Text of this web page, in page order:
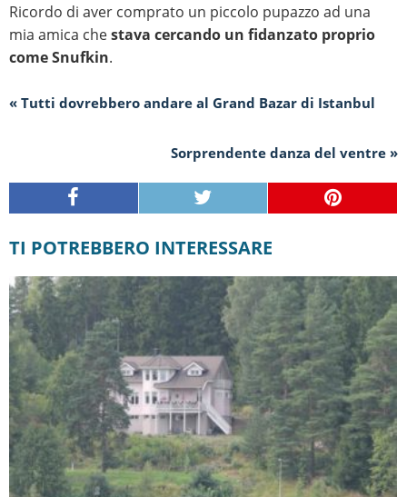
Ricordo di aver comprato un piccolo pupazzo ad una
mia amica chestava cercando un fidanzato proprio
come Snufkin.
« Tutti dovrebbero andare al Grand Bazar di Istanbul
Sorprendente danza del ventre »
TI POTREBBERO INTERESSARE